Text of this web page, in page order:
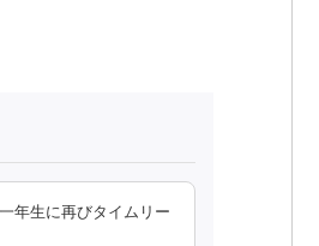
年生に再びタイムリー